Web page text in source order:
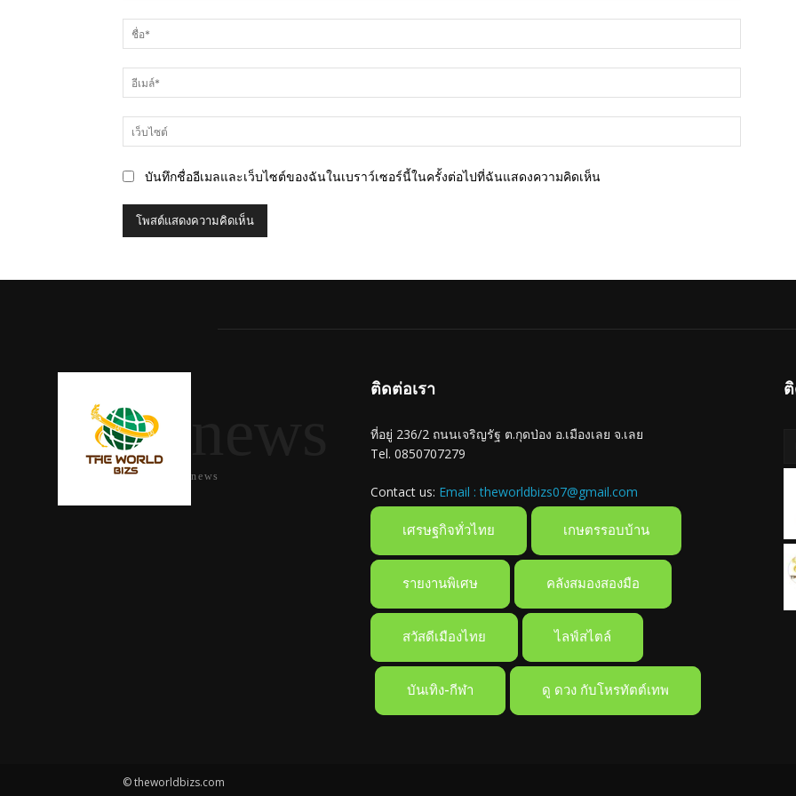
คิด
เห็น
บันทึกชื่ออีเมลและเว็บไซต์ของฉันในเบราว์เซอร์นี้ในครั้งต่อไปที่ฉันแสดงความคิดเห็น
news
ติดต่อเรา
ที่อยู่ 236/2 ถนนเจริญรัฐ ต.กุดป่อง อ.เมืองเลย จ.เลย
Tel. 0850707279
Contact us: Email : theworldbizs07@gmail.com
เศรษฐกิจทั่วไทย เกษตรรอบบ้าน
รายงานพิเศษ คลังสมองสองมือ
สวัสดีเมืองไทย ไลฟ์สไตล์
บันเทิง-กีฬา ดู ดวง กับโหรทัตต์เทพ
© theworldbizs.com